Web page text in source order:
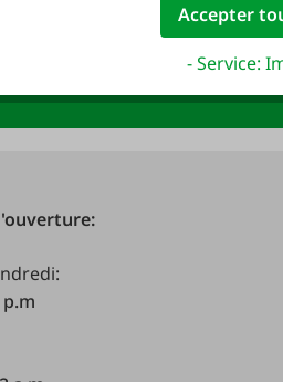
newsletter FAIE et
!
p.m
Accepter
- Service: